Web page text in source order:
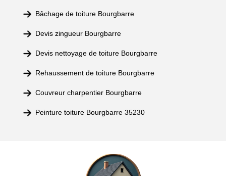
Bâchage de toiture Bourgbarre
Devis zingueur Bourgbarre
Devis nettoyage de toiture Bourgbarre
Rehaussement de toiture Bourgbarre
Couvreur charpentier Bourgbarre
Peinture toiture Bourgbarre 35230